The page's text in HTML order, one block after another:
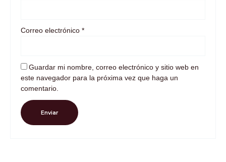
Correo electrónico *
Guardar mi nombre, correo electrónico y sitio web en
este navegador para la próxima vez que haga un
comentario.